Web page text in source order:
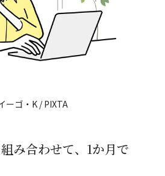
ーゴ・K / PIXTA
み合わせて、1か月で